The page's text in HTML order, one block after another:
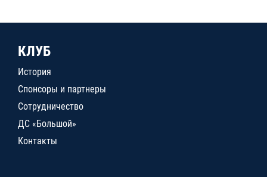
КЛУБ
История
Спонсоры и партнеры
Сотрудничество
ДС «Большой»
Контакты